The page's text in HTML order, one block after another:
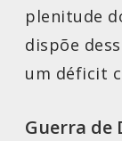
plenitude
dispõe
um déficit
Guerra de